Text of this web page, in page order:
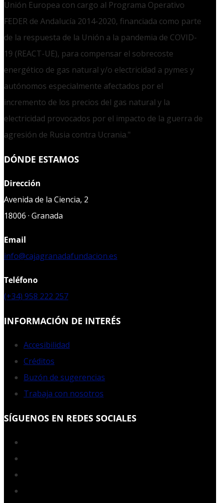
Unión Europea con cargo al Programa Operativo
FEDER de Andalucía 2014-2020, financiada como parte
de la respuesta de la Unión a la pandemia de COVID-
19 (REACT-UE), para compensar el sobrecoste
energético de gas natural y/o electricidad a pymes y
autónomos especialmente afectados por el
incremento de los precios del gas natural y la
electricidad provocados por el impacto de la guerra de
agresión de Rusia contra Ucrania."
DÓNDE ESTAMOS
Dirección
Avenida de la Ciencia, 2
18006 · Granada
Email
info@cajagranadafundacion.es
Teléfono
(+34) 958 222 257
INFORMACIÓN DE INTERÉS
Accesibilidad
Créditos
Buzón de sugerencias
Trabaja con nosotros
SÍGUENOS EN REDES SOCIALES